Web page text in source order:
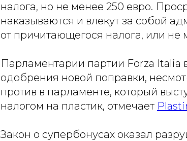
налога, но не менее 250 евро.
наказываются и влекут за собой
от причитающегося налога, или не
Парламентарии партии Forza
одобрения новой поправки,
против в парламенте, который
налогом на пластик, отмечает
Закон о супербонусах оказал